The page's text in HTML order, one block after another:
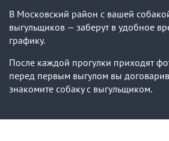
В Московский район с вашей
выгульщиков — заберут в удобное
графику.
После каждой прогулки приходят
перед первым выгулом вы
знакомите собаку с выгульщиком.